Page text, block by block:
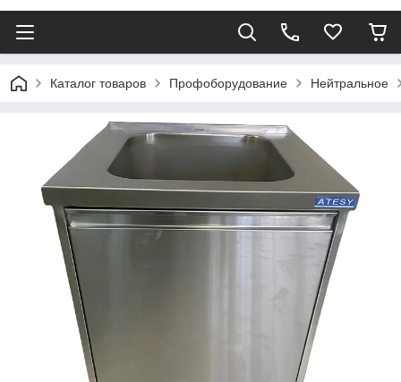
Каталог товаров Профоборудование Нейтральное